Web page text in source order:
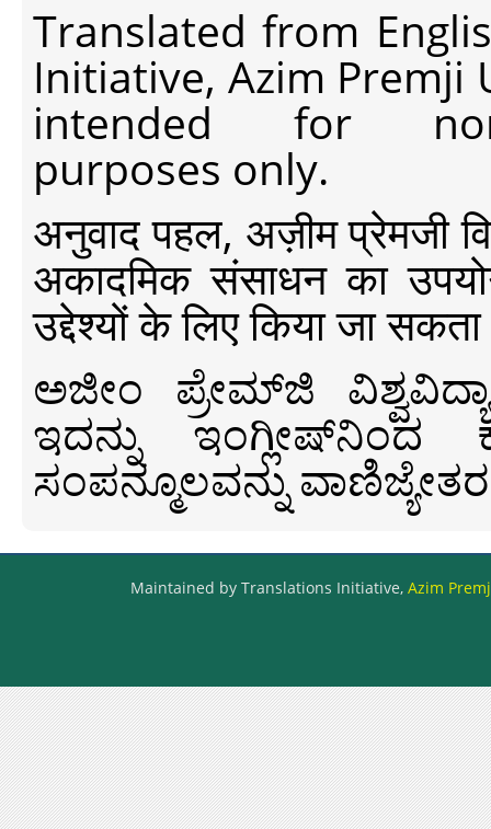
Translated from
Initiative, Azim Premji
intended for non-
purposes only.
अनुवाद पहल, अज़ीम प्रेमजी
अकादमिक संसाधन का
उद्देश्यों के लिए किया जा
ಅಜೀಂ ಪ್ರೇಮ್‍ಜಿ
ಇದನ್ನು ಇಂಗ್ಲೀಷ್‍ನಿಂದ
ಸಂಪನ್ಮೂಲವನ್ನು
Maintained by Translations Initiative, Azim